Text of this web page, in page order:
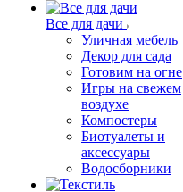
Все для дачи
Уличная мебель
Декор для сада
Готовим на огне
Игры на свежем
воздухе
Компостеры
Биотуалеты и
аксессуары
Водосборники